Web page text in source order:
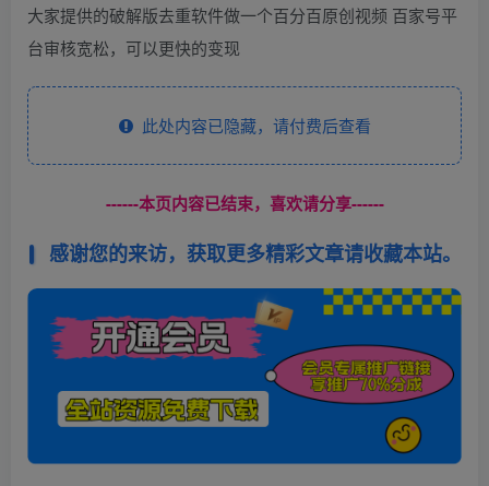
大家提供的破解版去重软件做一个百分百原创视频 百家号平
台审核宽松，可以更快的变现
此处内容已隐藏，请付费后查看
------本页内容已结束，喜欢请分享------
感谢您的来访，获取更多精彩文章请收藏本站。